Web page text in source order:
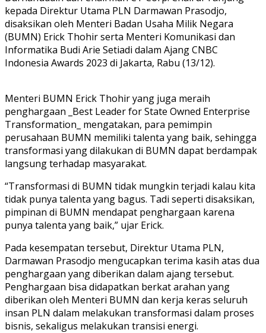
kepada Direktur Utama PLN Darmawan Prasodjo,
disaksikan oleh Menteri Badan Usaha Milik Negara
(BUMN) Erick Thohir serta Menteri Komunikasi dan
Informatika Budi Arie Setiadi dalam Ajang CNBC
Indonesia Awards 2023 di Jakarta, Rabu (13/12).
Menteri BUMN Erick Thohir yang juga meraih
penghargaan _Best Leader for State Owned Enterprise
Transformation_ mengatakan, para pemimpin
perusahaan BUMN memiliki talenta yang baik, sehingga
transformasi yang dilakukan di BUMN dapat berdampak
langsung terhadap masyarakat.
“Transformasi di BUMN tidak mungkin terjadi kalau kita
tidak punya talenta yang bagus. Tadi seperti disaksikan,
pimpinan di BUMN mendapat penghargaan karena
punya talenta yang baik,” ujar Erick.
Pada kesempatan tersebut, Direktur Utama PLN,
Darmawan Prasodjo mengucapkan terima kasih atas dua
penghargaan yang diberikan dalam ajang tersebut.
Penghargaan bisa didapatkan berkat arahan yang
diberikan oleh Menteri BUMN dan kerja keras seluruh
insan PLN dalam melakukan transformasi dalam proses
bisnis, sekaligus melakukan transisi energi.